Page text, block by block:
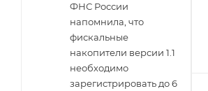
ФНС России
напомнила, что
фискальные
накопители версии 1.1
необходимо
зарегистрировать до 6